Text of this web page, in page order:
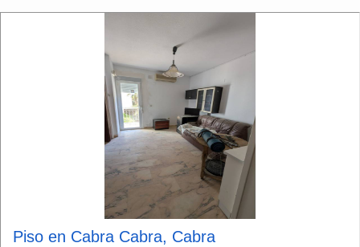
Piso en Cabra Cabra, Cabra